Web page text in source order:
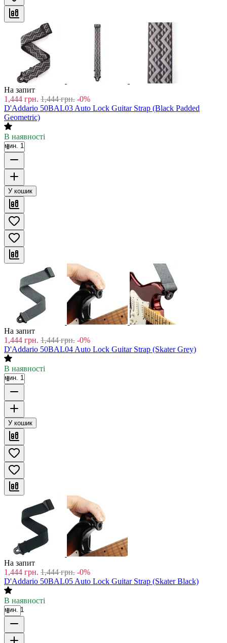
На запит
1,444 грн. 1,444 грн. -0%
D'Addario 50BAL03 Auto Lock Guitar Strap (Black Padded
Geometric)
В наявності
мин. 1
У кошик
На запит
1,444 грн. 1,444 грн. -0%
D'Addario 50BAL04 Auto Lock Guitar Strap (Skater Grey)
В наявності
мин. 1
У кошик
На запит
1,444 грн. 1,444 грн. -0%
D'Addario 50BAL05 Auto Lock Guitar Strap (Skater Black)
В наявності
мин. 1